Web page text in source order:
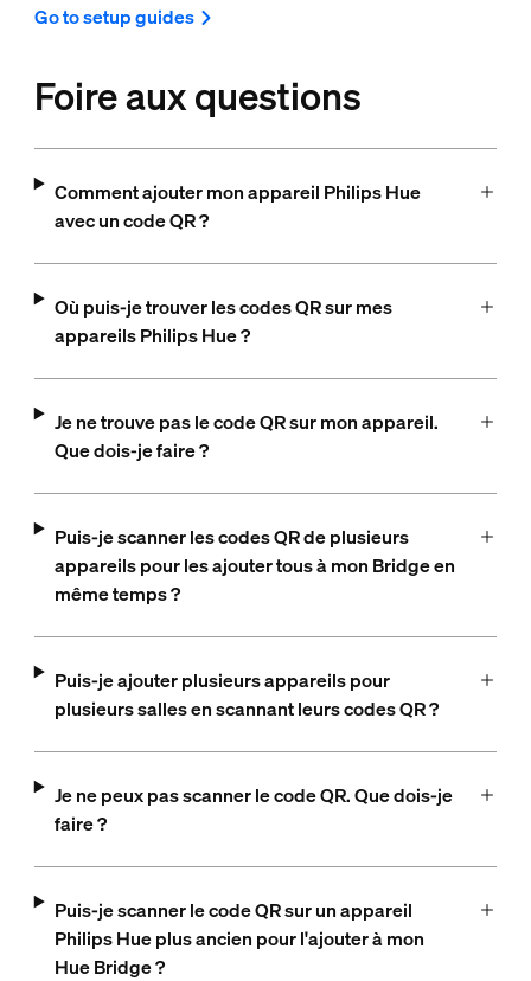
Go to setup guides
Foire aux questions
Comment ajouter mon appareil Philips Hue
avec un code QR ?
Où puis-je trouver les codes QR sur mes
appareils Philips Hue ?
Je ne trouve pas le code QR sur mon appareil.
Que dois-je faire ?
Puis-je scanner les codes QR de plusieurs
appareils pour les ajouter tous à mon Bridge en
même temps ?
Puis-je ajouter plusieurs appareils pour
plusieurs salles en scannant leurs codes QR ?
Je ne peux pas scanner le code QR. Que dois-je
faire ?
Puis-je scanner le code QR sur un appareil
Philips Hue plus ancien pour l'ajouter à mon
Hue Bridge ?